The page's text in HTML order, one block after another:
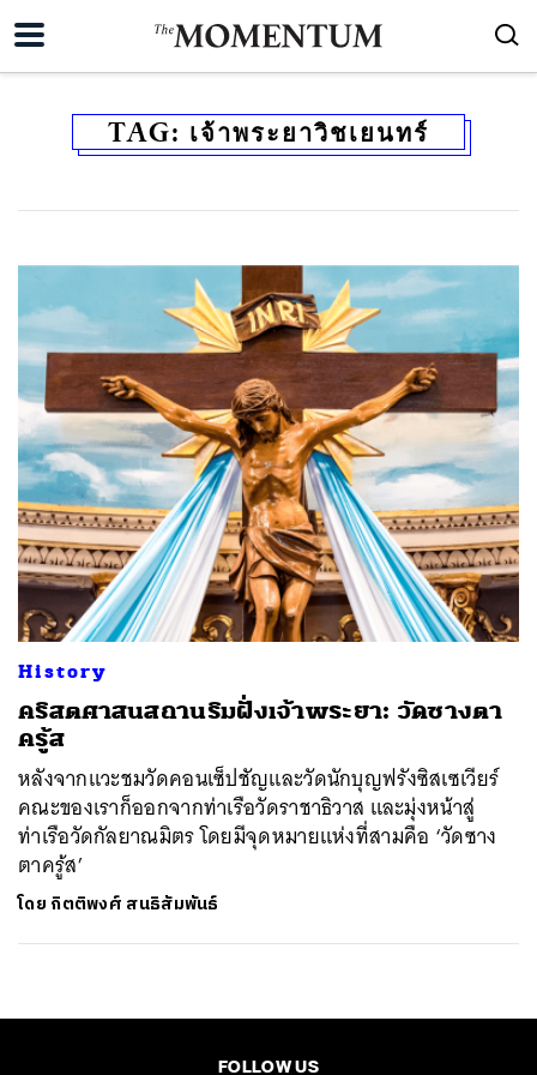
TAG: เจ้าพระยาวิชเยนทร์
History
คริสตศาสนสถานริมฝั่งเจ้าพระยา: วัดซางตา
ครู้ส
หลังจากแวะชมวัดคอนเซ็ปชัญและวัดนักบุญฟรังซิสเซเวียร์
คณะของเราก็ออกจากท่าเรือวัดราชาธิวาส และมุ่งหน้าสู่
ท่าเรือวัดกัลยาณมิตร โดยมีจุดหมายแห่งที่สามคือ ‘วัดซาง
ตาครู้ส’
โดย กิตติพงศ์ สนธิสัมพันธ์
FOLLOW US
ค้นหา
SHARE TWEET LINE EMAIL